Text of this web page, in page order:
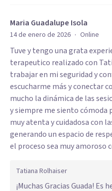
Maria Guadalupe Isola
14 de enero de 2026 · Online
Tuve y tengo una grata
terapeutico realizado con
trabajar en mi seguridad y
escucharme más y conectar
mucho la dinámica de las
y siempre me siento cómoda
muy atenta y cuidadosa con
generando un espacio de
el proceso sea muy amoroso
Tatiana Rolhaiser
¡Muchas Gracias Guada!